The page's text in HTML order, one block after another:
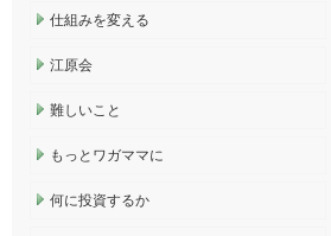
仕組みを変える
江原会
難しいこと
もっとワガママに
何に投資するか